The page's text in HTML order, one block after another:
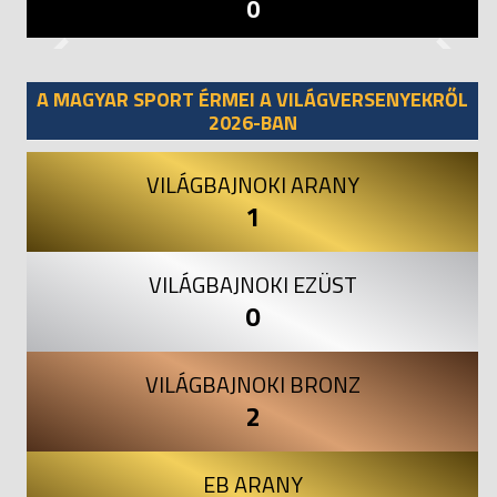
0
A MAGYAR SPORT ÉRMEI A VILÁGVERSENYEKRŐL
2026-BAN
VILÁGBAJNOKI ARANY
1
VILÁGBAJNOKI EZÜST
0
VILÁGBAJNOKI BRONZ
2
EB ARANY